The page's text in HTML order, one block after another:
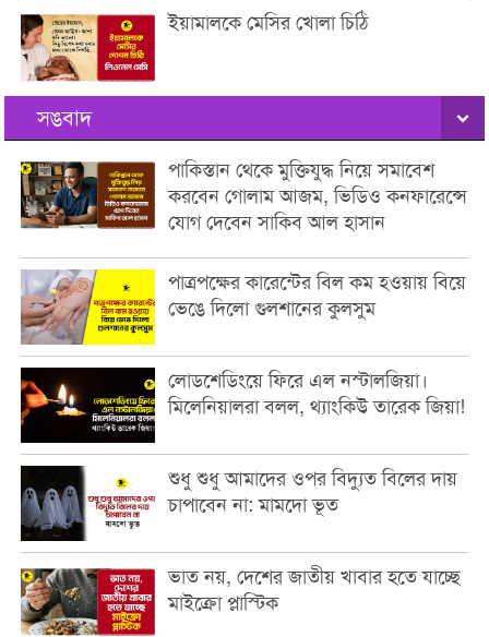
ইয়ামালকে মেসির খোলা চিঠি
সঙবাদ
পাকিস্তান থেকে মুক্তিযুদ্ধ নিয়ে সমাবেশ
করবেন গোলাম আজম, ভিডিও কনফারেন্সে
যোগ দেবেন সাকিব আল হাসান
পাত্রপক্ষের কারেন্টের বিল কম হওয়ায় বিয়ে
ভেঙে দিলো গুলশানের কুলসুম
লোডশেডিংয়ে ফিরে এল নস্টালজিয়া।
মিলেনিয়ালরা বলল, থ্যাংকিউ তারেক জিয়া!
শুধু শুধু আমাদের ওপর বিদ্যুত বিলের দায়
চাপাবেন না: মামদো ভূত
ভাত নয়, দেশের জাতীয় খাবার হতে যাচ্ছে
মাইক্রো প্লাস্টিক